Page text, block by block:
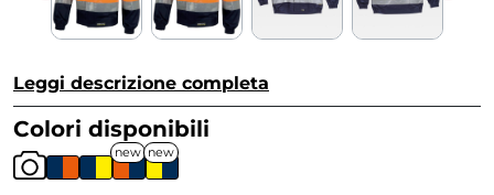
Leggi descrizione completa
Colori disponibili
new new